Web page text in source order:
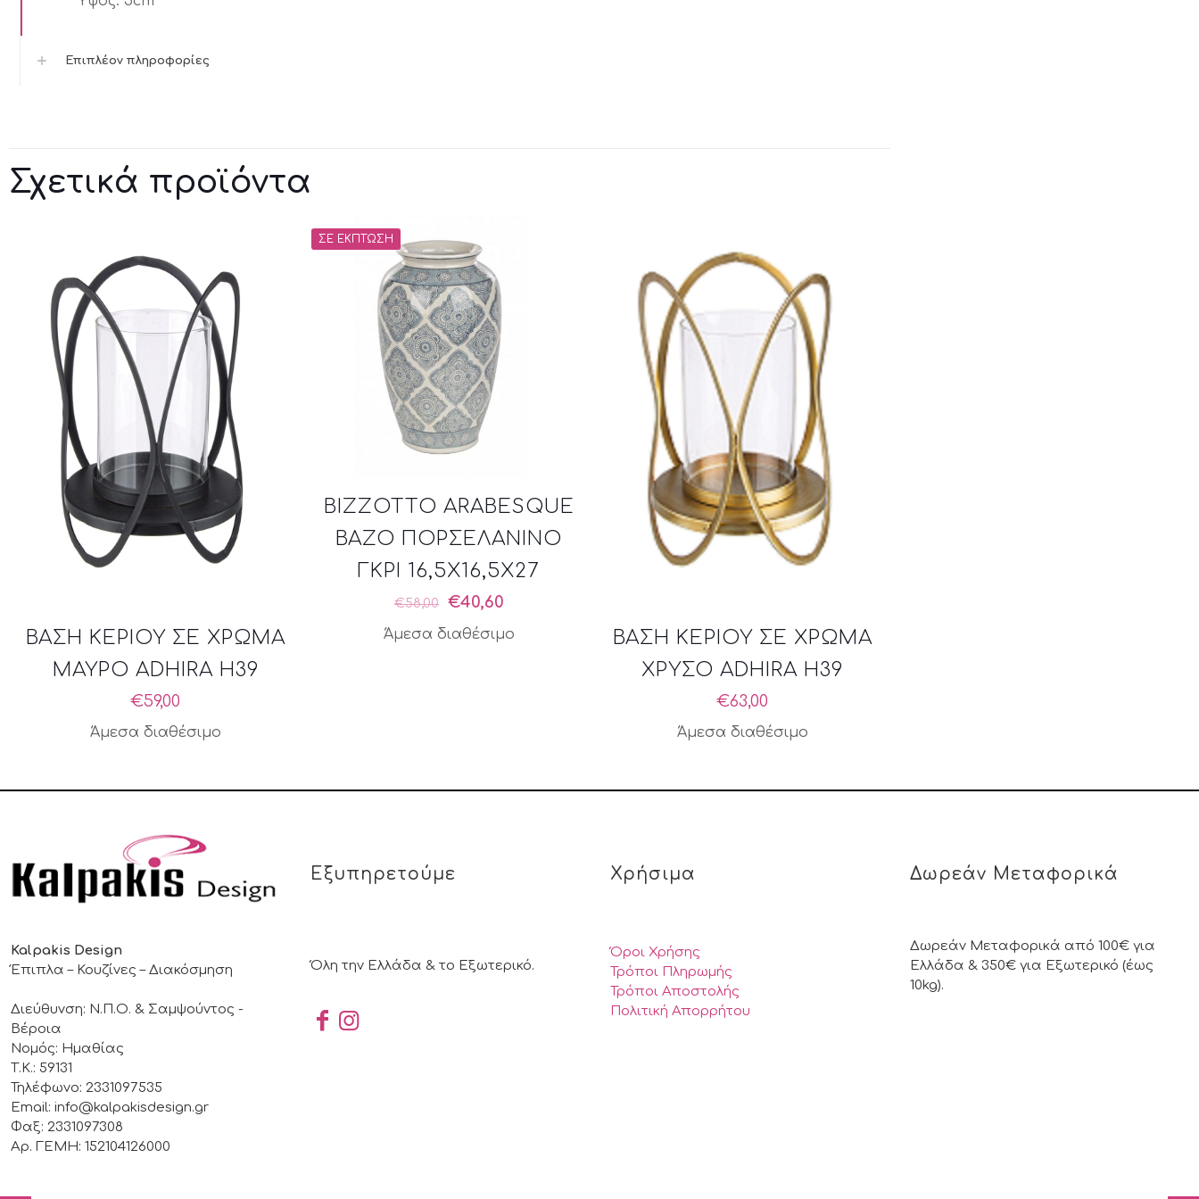
Επιπλέον πληροφορίες
Σχετικά προϊόντα
ΒΑΣΗ ΚΕΡΙΟΥ ΣΕ ΧΡΩΜΑ
ΜΑΥΡΟ ADHIRA H39
€59,00
Άμεσα διαθέσιμο
ΣΕ ΈΚΠΤΩΣΗ
BIZZOTTO ARABESQUE
ΒΑΖΟ ΠΟΡΣΕΛΑΝΙΝΟ
ΓΚΡΙ 16,5X16,5X27
€58,00
Original
price
€40,60Η
Άμεσα διαθέσιμο
ΒΑΣΗ ΚΕΡΙΟΥ ΣΕ ΧΡΩΜΑ
ΧΡΥΣΟ ADHIRA H39
€63,00
Άμεσα διαθέσιμο
Kalpakis Design
Έπιπλα – Κουζίνες – Διακόσμηση
Διεύθυνση: Ν.Π.Ο. & Σαμψούντος -
Βέροια
Νομός: Ημαθίας
Τ.Κ.: 59131
Τηλέφωνο: 2331097535
Email: info@kalpakisdesign.gr
Φαξ: 2331097308
Αρ. ΓΕΜΗ: 152104126000
Εξυπηρετούμε
Όλη την Ελλάδα & το Εξωτερικό.
Χρήσιμα
Όροι Χρήσης
Τρόποι Πληρωμής
Τρόποι Αποστολής
Πολιτική Απορρήτου
Δωρεάν Μεταφορικά
Δωρεάν Μεταφορικά από 100€ για
Ελλάδα & 350€ για Εξωτερικό (έως
10kg).